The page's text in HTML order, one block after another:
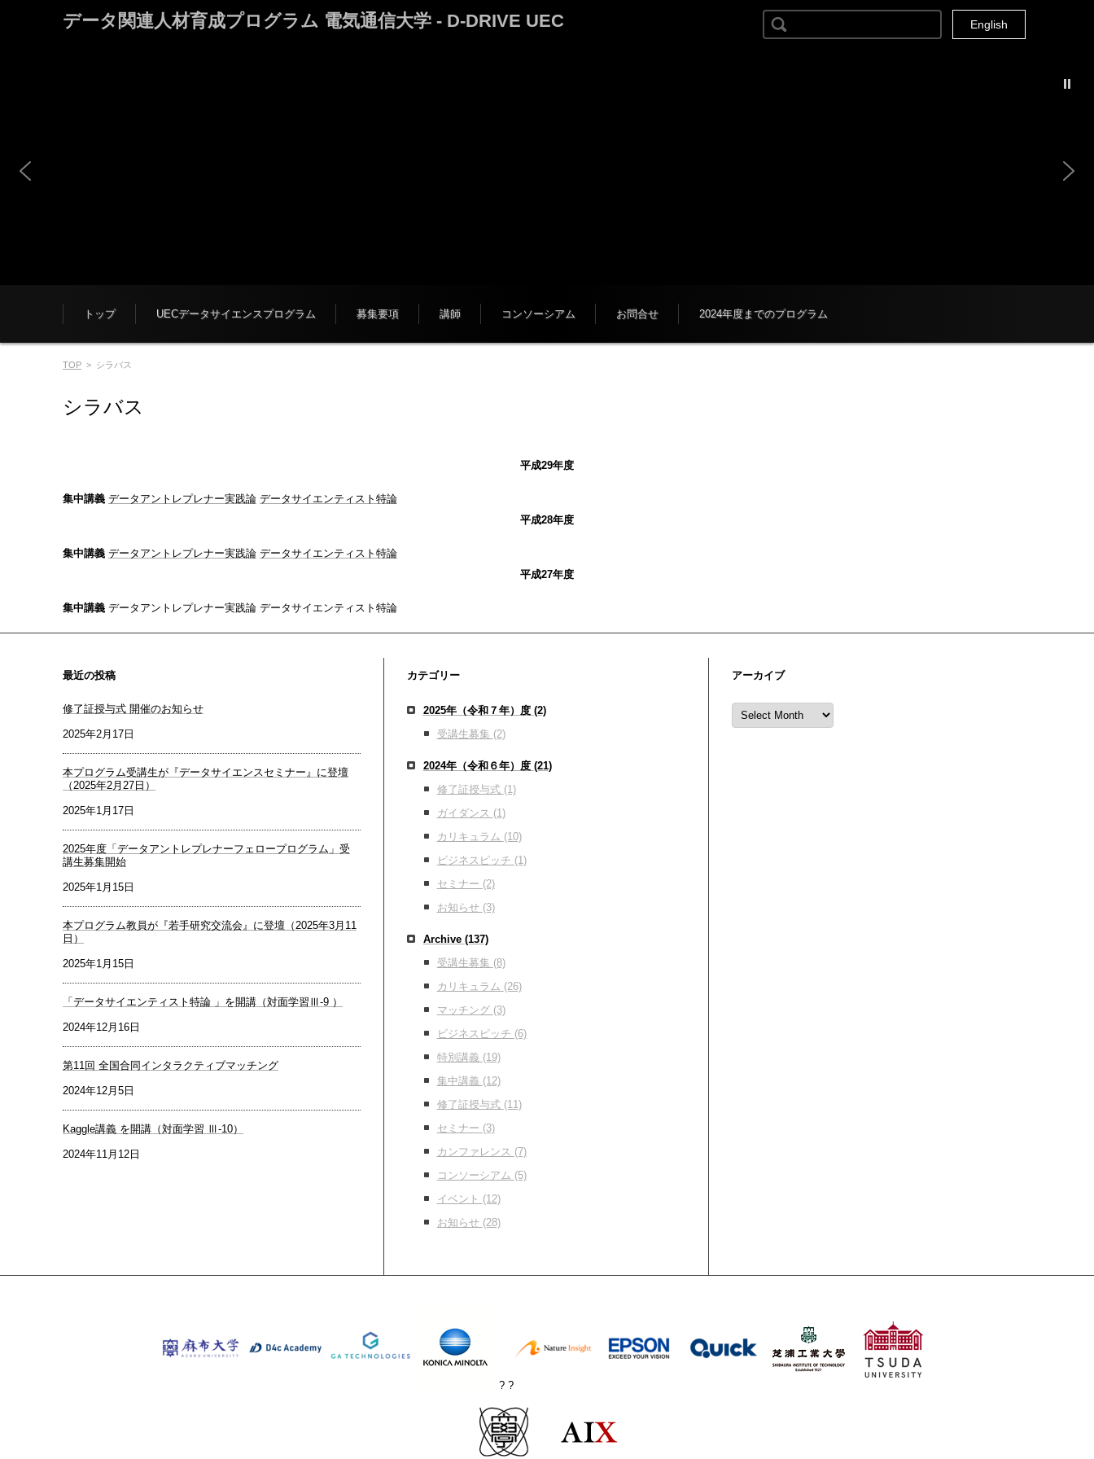
データ関連人材育成プログラム 電気通信大学 - D-DRIVE UEC
検索: Current Locale: ja
English
トップ UECデータサイエンスプログラム 募集要項 講師 コンソーシアム お問合せ 2024年度までのプログラム
TOP > シラバス
シラバス
平成29年度
集中講義 データアントレプレナー実践論 データサイエンティスト特論
平成28年度
集中講義 データアントレプレナー実践論 データサイエンティスト特論
平成27年度
集中講義 データアントレプレナー実践論 データサイエンティスト特論
最近の投稿
修了証授与式 開催のお知らせ
2025年2月17日
本プログラム受講生が『データサイエンスセミナー』に登壇
（2025年2月27日）
2025年1月17日
2025年度「データアントレプレナーフェロープログラム」受
講生募集開始
2025年1月15日
本プログラム教員が『若手研究交流会』に登壇（2025年3月11
日）
2025年1月15日
「データサイエンティスト特論 」を開講（対面学習Ⅲ-9 ）
2024年12月16日
第11回 全国合同インタラクティブマッチング
2024年12月5日
Kaggle講義 を開講（対面学習 Ⅲ-10）
2024年11月12日
カテゴリー
2025年（令和７年）度 (2)
受講生募集 (2)
2024年（令和６年）度 (21)
修了証授与式 (1)
ガイダンス (1)
カリキュラム (10)
ビジネスピッチ (1)
セミナー (2)
お知らせ (3)
Archive (137)
受講生募集 (8)
カリキュラム (26)
マッチング (3)
ビジネスピッチ (6)
特別講義 (19)
集中講義 (12)
修了証授与式 (11)
セミナー (3)
カンファレンス (7)
コンソーシアム (5)
イベント (12)
お知らせ (28)
アーカイブ
? ?